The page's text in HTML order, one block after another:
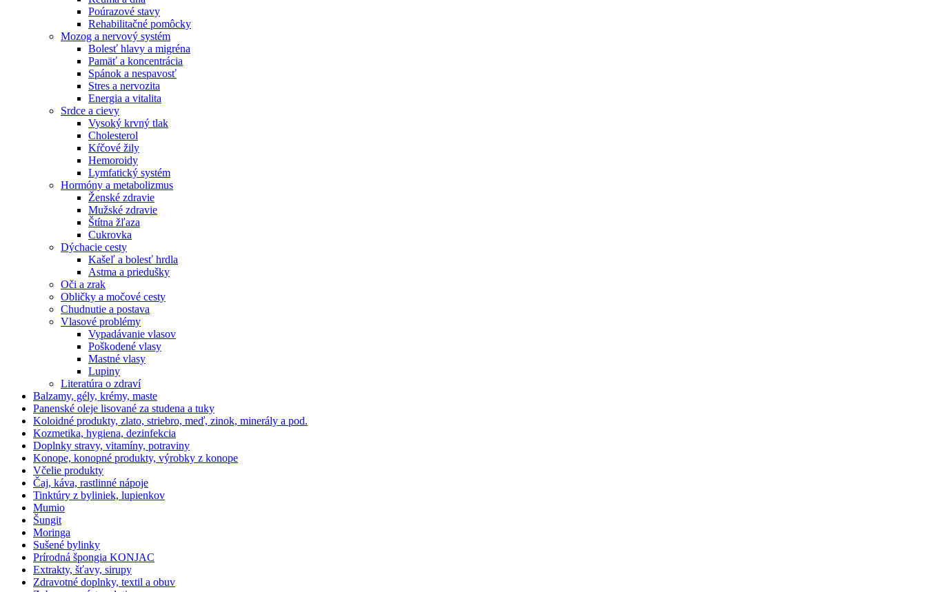
Poúrazové stavy
Rehabilitačné pomôcky
Mozog a nervový systém
Bolesť hlavy a migréna
Pamäť a koncentrácia
Spánok a nespavosť
Stres a nervozita
Energia a vitalita
Srdce a cievy
Vysoký krvný tlak
Cholesterol
Kŕčové žily
Hemoroidy
Lymfatický systém
Hormóny a metabolizmus
Ženské zdravie
Mužské zdravie
Štítna žľaza
Cukrovka
Dýchacie cesty
Kašeľ a bolesť hrdla
Astma a priedušky
Oči a zrak
Obličky a močové cesty
Chudnutie a postava
Vlasové problémy
Vypadávanie vlasov
Poškodené vlasy
Mastné vlasy
Lupiny
Literatúra o zdraví
Balzamy, gély, krémy, maste
Panenské oleje lisované za studena a tuky
Koloidné produkty, zlato, striebro, meď, zinok, minerály a pod.
Kozmetika, hygiena, dezinfekcia
Doplnky stravy, vitamíny, potraviny
Konope, konopné produkty, výrobky z konope
Včelie produkty
Čaj, káva, rastlinné nápoje
Tinktúry z byliniek, lupienkov
Mumio
Šungit
Moringa
Sušené bylinky
Prírodná špongia KONJAC
Extrakty, šťavy, sirupy
Zdravotné doplnky, textil a obuv